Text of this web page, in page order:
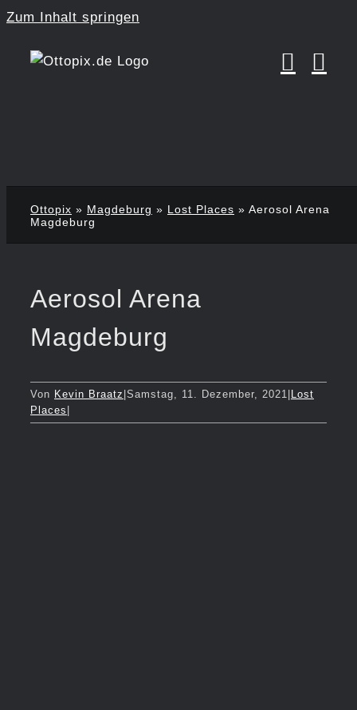
Zum Inhalt springen
Ottopix » Magdeburg » Lost Places » Aerosol Arena
Magdeburg
Aerosol Arena
Magdeburg
Von Kevin Braatz Samstag, 11. Dezember, 2021
Lost
Places